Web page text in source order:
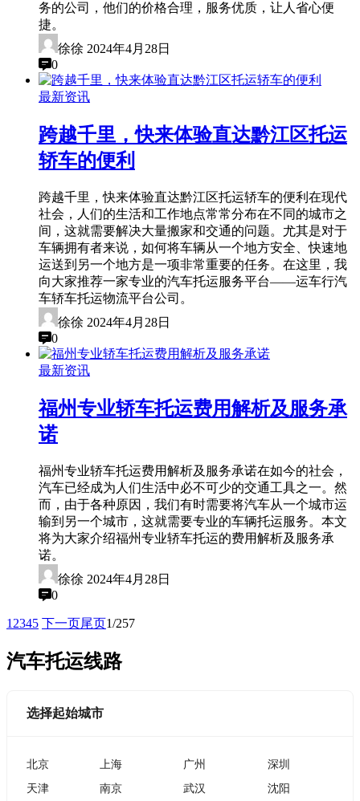
务的公司，他们的价格合理，服务优质，让人省心便
捷。
徐徐 2024年4月28日
0
最新资讯
跨越千里，快来体验直达黔江区托运
轿车的便利
跨越千里，快来体验直达黔江区托运轿车的便利在现代
社会，人们的生活和工作地点常常分布在不同的城市之
间，这就需要解决大量搬家和交通的问题。尤其是对于
车辆拥有者来说，如何将车辆从一个地方安全、快速地
运送到另一个地方是一项非常重要的任务。在这里，我
向大家推荐一家专业的汽车托运服务平台——运车行汽
车轿车托运物流平台公司。
徐徐 2024年4月28日
0
最新资讯
福州专业轿车托运费用解析及服务承
诺
福州专业轿车托运费用解析及服务承诺在如今的社会，
汽车已经成为人们生活中必不可少的交通工具之一。然
而，由于各种原因，我们有时需要将汽车从一个城市运
输到另一个城市，这就需要专业的车辆托运服务。本文
将为大家介绍福州专业轿车托运的费用解析及服务承
诺。
徐徐 2024年4月28日
0
1 2345 下一页尾页1/257
汽车托运线路
选择起始城市
北京 上海 广州
深圳
天津
南京 武汉
沈阳